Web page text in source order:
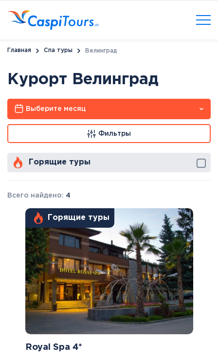
Главная Спа туры Велинград
Курорт Велинград
Выберите месяц
Фильтры
Горящие туры
Всего найдено: 4
Горящие туры
Royal Spa 4*